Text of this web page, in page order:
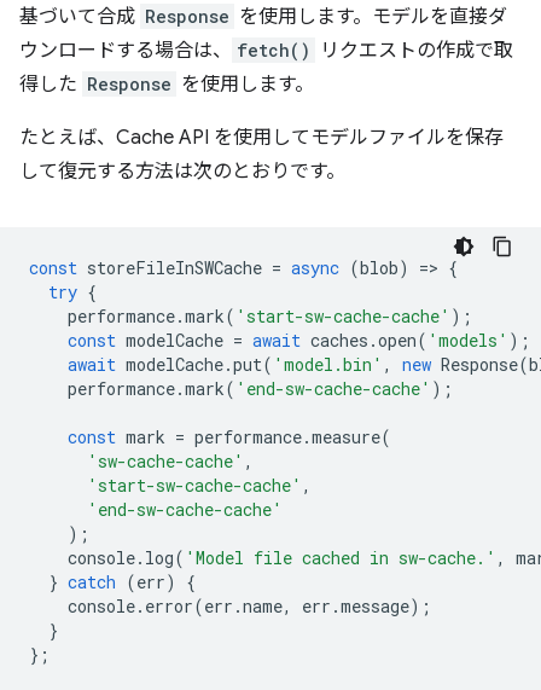
基づいて合成 Response を使用します。モデルを直接ダ
ウンロードする場合は、
fetch()
リクエストの作成で取
得した Response を使用します。
たとえば、Cache API を使用してモデルファイルを保存
して復元する方法は次のとおりです。
const storeFileInSWCache = async (blob) => {
try {
performance.mark( 'start-sw-cache-cache' );
const modelCache = await caches .open( 'models' );
await modelCache.put( 'model.bin' , new Response(
performance.mark( 'end-sw-cache-cache' );
const mark = performance.measure(
'sw-cache-cache' ,
'start-sw-cache-cache' ,
'end-sw-cache-cache'
);
console. log( 'Model file cached in sw-cache.' ,
} catch (err)
{
console. error(err .name, err .message);
}
};